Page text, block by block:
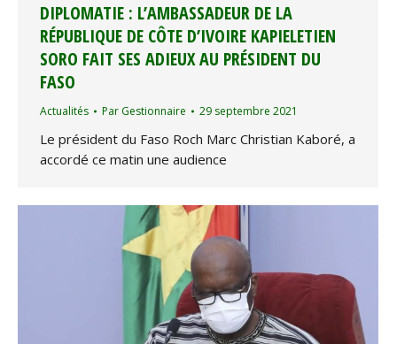
DIPLOMATIE : L’AMBASSADEUR DE LA
RÉPUBLIQUE DE CÔTE D’IVOIRE KAPIELETIEN
SORO FAIT SES ADIEUX AU PRÉSIDENT DU
FASO
Actualités Par Gestionnaire 29 septembre 2021
Le président du Faso Roch Marc Christian Kaboré, a
accordé ce matin une audience